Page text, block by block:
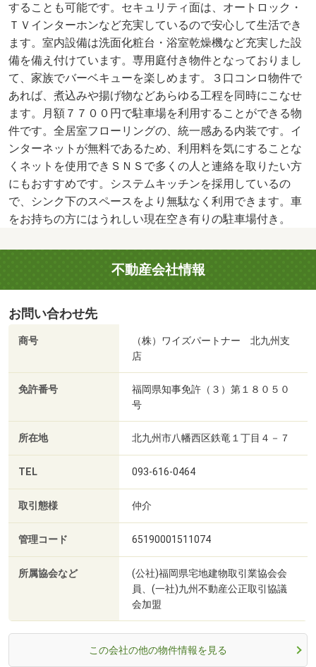
することも可能です。セキュリティ面は、オートロック・
ＴＶインターホンなど充実しているので安心して生活でき
ます。室内設備は洗面化粧台・浴室乾燥機など充実した設
備を備え付けています。専用庭付き物件となっておりまし
て、家族でバーベキューを楽しめます。３口コンロ物件で
あれば、煮込みや揚げ物などあらゆる工程を同時にこなせ
ます。月額７７００円で駐車場を利用することができる物
件です。全居室フローリングの、統一感ある内装です。イ
ンターネットが無料であるため、利用料を気にすることな
くネットを使用できＳＮＳで多くの人と連絡を取りたい方
にもおすすめです。システムキッチンを採用しているの
で、シンク下のスペースをより無駄なく利用できます。車
をお持ちの方にはうれしい現在空き有りの駐車場付き。
不動産会社情報
お問い合わせ先
商号
（株）ワイズパートナー 北九州支
店
免許番号
福岡県知事免許（３）第１８０５０
号
所在地 北九州市八幡西区鉄竜１丁目４－７
TEL 093-616-0464
取引態様 仲介
管理コード 65190001511074
所属協会など
(公社)福岡県宅地建物取引業協会会
員、(一社)九州不動産公正取引協議
会加盟
この会社の他の物件情報を見る